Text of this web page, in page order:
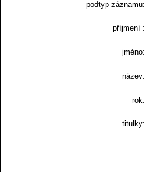
podtyp záznamu:
příjmení :
jméno:
název:
rok:
titulky: